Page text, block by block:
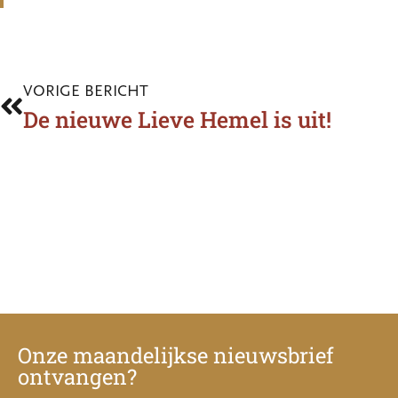
VORIGE BERICHT
De nieuwe Lieve Hemel is uit!
Onze maandelijkse nieuwsbrief
ontvangen?